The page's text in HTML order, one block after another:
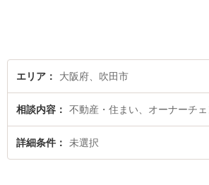
エリア 大阪府、吹田市
相談内容 不動産・住まい、オーナーチ
詳細条件 未選択